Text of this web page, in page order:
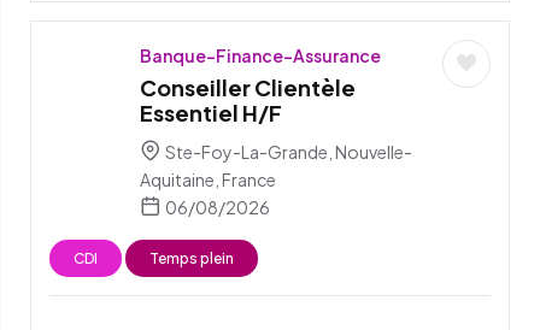
Banque-Finance-Assurance
Conseiller Clientèle
Essentiel H/F
Ste-Foy-La-Grande, Nouvelle-
Aquitaine, France
06/08/2026
CDI Temps plein